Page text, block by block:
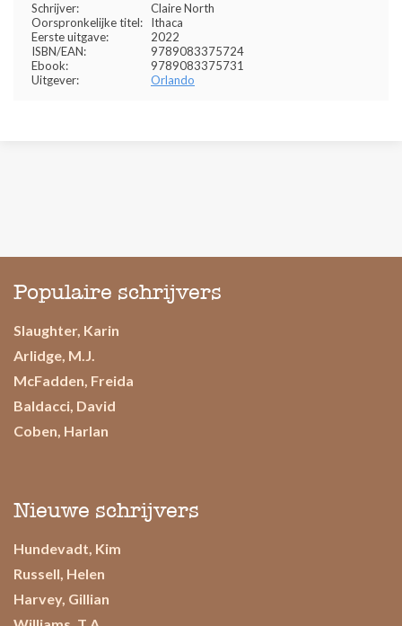
Schrijver:
Claire North
Oorspronkelijke titel:
Ithaca
Eerste uitgave:
2022
ISBN/EAN:
9789083375724
Ebook:
9789083375731
Uitgever:
Orlando
Populaire schrijvers
Slaughter, Karin
Arlidge, M.J.
McFadden, Freida
Baldacci, David
Coben, Harlan
Nieuwe schrijvers
Hundevadt, Kim
Russell, Helen
Harvey, Gillian